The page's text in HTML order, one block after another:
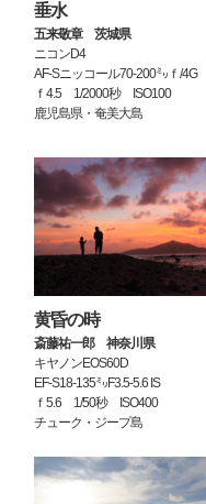
垂水
五来敬章 茨城県
ニコンD4
AF-Sニッコール70-200㍉ｆ/4G
ｆ4.5 1/2000秒 ISO100
鹿児島県・奄美大島
黄昏の時
斎藤祐一郎 神奈川県
キヤノンEOS60D
EF-S18-135㍉F3.5-5.6 IS
ｆ5.6 1/50秒 ISO400
チューク・ジープ島